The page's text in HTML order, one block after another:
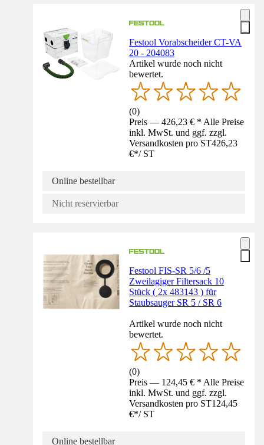
Festool Vorabscheider CT-VA
20 - 204083
Artikel wurde noch nicht
bewertet.
(0)
Preis — 426,23 € * Alle Preise
inkl. MwSt. und ggf. zzgl.
Versandkosten pro ST426,23
€*/ ST
Online bestellbar
Nicht reservierbar
Festool FIS-SR 5/6 /5
Zweilagiger Filtersack 10
Stück ( 2x 483143 ) für
Staubsauger SR 5 / SR 6
Artikel wurde noch nicht
bewertet.
(0)
Preis — 124,45 € * Alle Preise
inkl. MwSt. und ggf. zzgl.
Versandkosten pro ST124,45
€*/ ST
Online bestellbar